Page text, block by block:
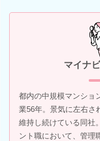
マイナ
都内の中規模マンショ
業56年。景気に左右さ
維持し続けている同社
ント職において、管理